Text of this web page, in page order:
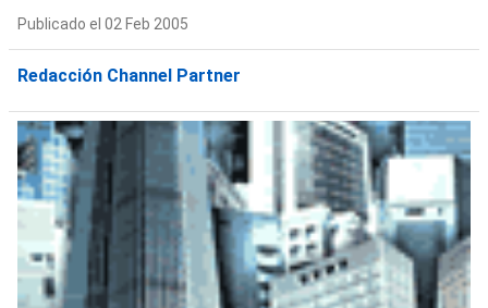
Publicado el 02 Feb 2005
Redacción Channel Partner